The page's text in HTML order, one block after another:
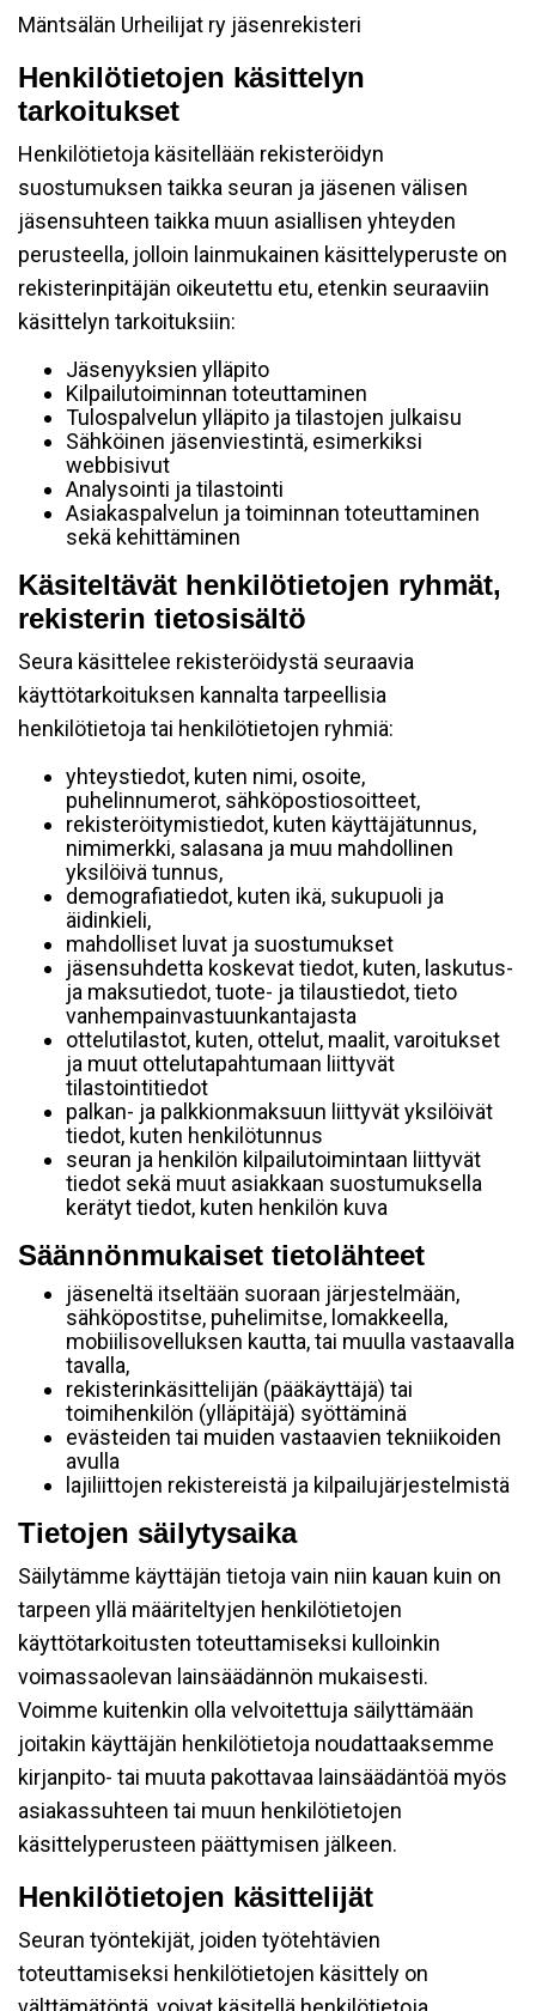
Mäntsälän Urheilijat ry jäsenrekisteri
Henkilötietojen käsittelyn
tarkoitukset
Henkilötietoja käsitellään rekisteröidyn
suostumuksen taikka seuran ja jäsenen välisen
jäsensuhteen taikka muun asiallisen yhteyden
perusteella, jolloin lainmukainen käsittelyperuste on
rekisterinpitäjän oikeutettu etu, etenkin seuraaviin
käsittelyn tarkoituksiin:
Jäsenyyksien ylläpito
Kilpailutoiminnan toteuttaminen
Tulospalvelun ylläpito ja tilastojen julkaisu
Sähköinen jäsenviestintä, esimerkiksi
webbisivut
Analysointi ja tilastointi
Asiakaspalvelun ja toiminnan toteuttaminen
sekä kehittäminen
Käsiteltävät henkilötietojen ryhmät,
rekisterin tietosisältö
Seura käsittelee rekisteröidystä seuraavia
käyttötarkoituksen kannalta tarpeellisia
henkilötietoja tai henkilötietojen ryhmiä:
yhteystiedot, kuten nimi, osoite,
puhelinnumerot, sähköpostiosoitteet,
rekisteröitymistiedot, kuten käyttäjätunnus,
nimimerkki, salasana ja muu mahdollinen
yksilöivä tunnus,
demografiatiedot, kuten ikä, sukupuoli ja
äidinkieli,
mahdolliset luvat ja suostumukset
jäsensuhdetta koskevat tiedot, kuten, laskutus-
ja maksutiedot, tuote- ja tilaustiedot, tieto
vanhempainvastuunkantajasta
ottelutilastot, kuten, ottelut, maalit, varoitukset
ja muut ottelutapahtumaan liittyvät
tilastointitiedot
palkan- ja palkkionmaksuun liittyvät yksilöivät
tiedot, kuten henkilötunnus
seuran ja henkilön kilpailutoimintaan liittyvät
tiedot sekä muut asiakkaan suostumuksella
kerätyt tiedot, kuten henkilön kuva
Säännönmukaiset tietolähteet
jäseneltä itseltään suoraan järjestelmään,
sähköpostitse, puhelimitse, lomakkeella,
mobiilisovelluksen kautta, tai muulla vastaavalla
tavalla,
rekisterinkäsittelijän (pääkäyttäjä) tai
toimihenkilön (ylläpitäjä) syöttäminä
evästeiden tai muiden vastaavien tekniikoiden
avulla
lajiliittojen rekistereistä ja kilpailujärjestelmistä
Tietojen säilytysaika
Säilytämme käyttäjän tietoja vain niin kauan kuin on
tarpeen yllä määriteltyjen henkilötietojen
käyttötarkoitusten toteuttamiseksi kulloinkin
voimassaolevan lainsäädännön mukaisesti.
Voimme kuitenkin olla velvoitettuja säilyttämään
joitakin käyttäjän henkilötietoja noudattaaksemme
kirjanpito- tai muuta pakottavaa lainsäädäntöä myös
asiakassuhteen tai muun henkilötietojen
käsittelyperusteen päättymisen jälkeen.
Henkilötietojen käsittelijät
Seuran työntekijät, joiden työtehtävien
toteuttamiseksi henkilötietojen käsittely on